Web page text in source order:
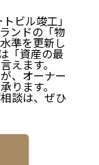
ビル竣工」
ンドの「物
準を更新し
「資産の最
えます。
、オーナー
ります。
談は、ぜひ